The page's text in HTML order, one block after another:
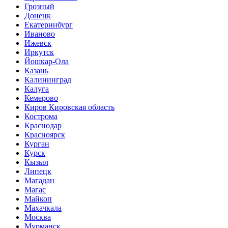
Грозный
Донецк
Екатеринбург
Иваново
Ижевск
Иркутск
Йошкар-Ола
Казань
Калининград
Калуга
Кемерово
Киров Кировская область
Кострома
Краснодар
Красноярск
Курган
Курск
Кызыл
Липецк
Магадан
Магас
Майкоп
Махачкала
Москва
Мурманск